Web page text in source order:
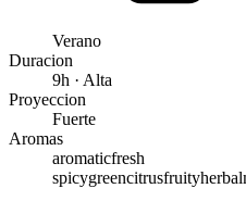
Verano
Duracion
9h · Alta
Proyeccion
Fuerte
Aromas
aromaticfresh
spicygreencitrusfruityherbal